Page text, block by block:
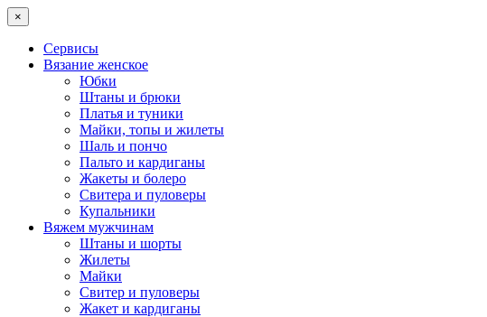
×
Сервисы
Вязание женское
Юбки
Штаны и брюки
Платья и туники
Майки, топы и жилеты
Шаль и пончо
Пальто и кардиганы
Жакеты и болеро
Свитера и пуловеры
Купальники
Вяжем мужчинам
Штаны и шорты
Жилеты
Майки
Свитер и пуловеры
Жакет и кардиганы